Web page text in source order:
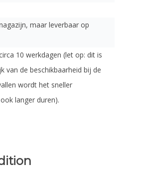
maar leverbaar op
10 werkdagen (let op: dit is
van de beschikbaarheid bij de
wordt het sneller
langer duren).